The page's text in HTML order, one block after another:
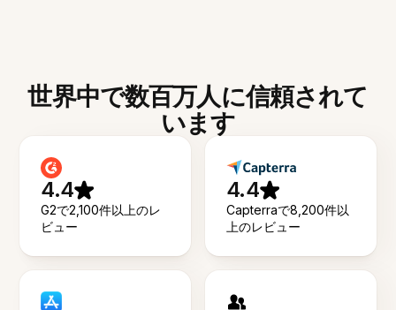
世界中で数百万人に信頼されて
います
4.4
G2で2,100件以上のレ
ビュー
4.4
Capterraで8,200件以
上のレビュー